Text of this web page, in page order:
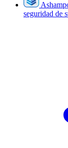
seguridad de